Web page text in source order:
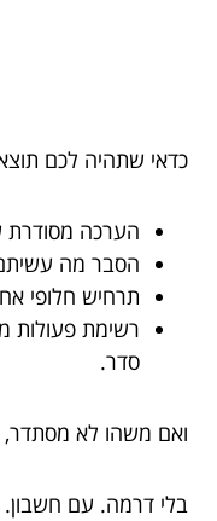
כדאי שתהיה לכם
הערכה מסודרת
הסבר מה
תרחיש חלופי
רשימת פעולות
סדר.
ואם משהו לא
בלי דרמה. עם חשבון.